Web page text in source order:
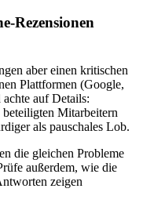
aber einen kritischen
Plattformen (Google,
achte auf Details:
Mitarbeitern
als pauschales Lob.
die gleichen Probleme
außerdem, wie die
zeigen